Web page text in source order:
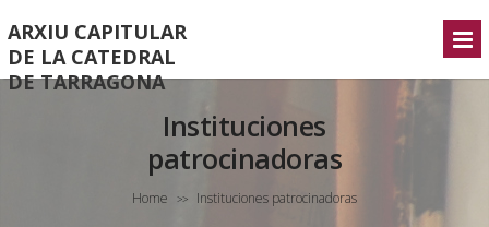
ARXIU CAPITULAR
DE LA CATEDRAL
DE TARRAGONA
Instituciones
patrocinadoras
Home >> Instituciones patrocinadoras